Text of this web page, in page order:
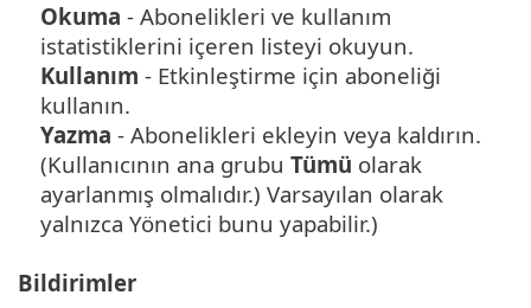
Okuma - Abonelikleri ve kullanım
istatistiklerini içeren listeyi okuyun.
Kullanım - Etkinleştirme için aboneliği
kullanın.
Yazma - Abonelikleri ekleyin veya kaldırın.
(Kullanıcının ana grubu Tümü olarak
ayarlanmış olmalıdır.) Varsayılan olarak
yalnızca Yönetici bunu yapabilir.)
Bildirimler